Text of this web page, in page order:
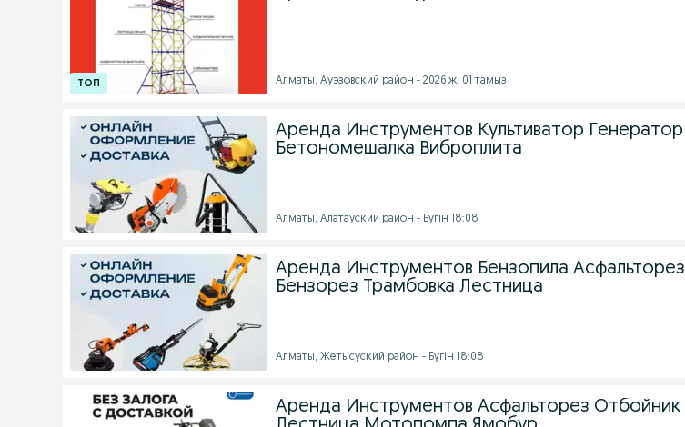
Алматы, Ауэзовский район - 2026 ж. 01 тамыз
Аренда Инструментов Культиватор Генератор
Бетономешалка Виброплита
Алматы, Алатауский район - Бүгін 18:08
Аренда Инструментов Бензопила Асфальторез
Бензорез Трамбовка Лестница
Алматы, Жетысуский район - Бүгін 18:08
Аренда Инструментов Асфальторез Отбойник